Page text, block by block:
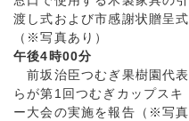
渡し式および市感謝状贈呈式
（※写真あり）
午後4時00分
前坂治臣つむぎ果樹園代表
らが第1回つむぎカップスキ
ー大会の実施を報告（※写真